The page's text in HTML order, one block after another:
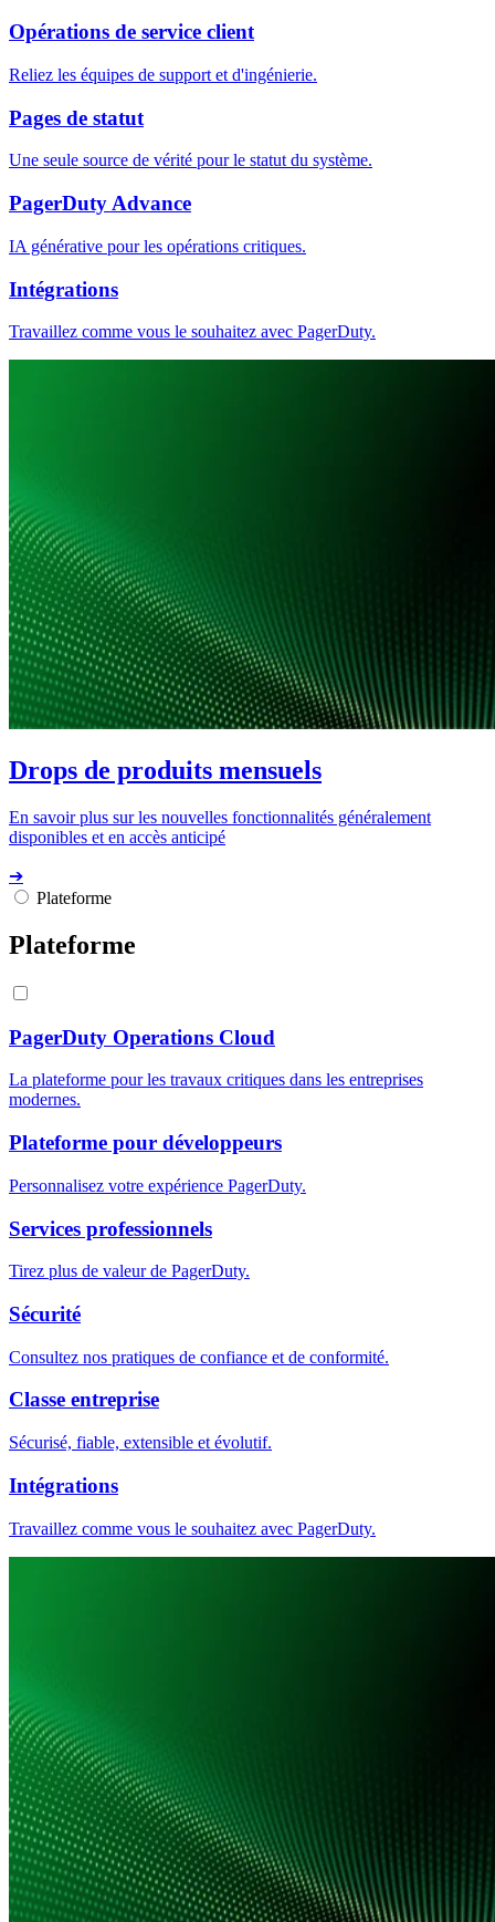
Opérations de service client
Reliez les équipes de support et d'ingénierie.
Pages de statut
Une seule source de vérité pour le statut du système.
PagerDuty Advance
IA générative pour les opérations critiques.
Intégrations
Travaillez comme vous le souhaitez avec PagerDuty.
Drops de produits mensuels
En savoir plus sur les nouvelles fonctionnalités généralement
disponibles et en accès anticipé
➔
Plateforme
Plateforme
PagerDuty Operations Cloud
La plateforme pour les travaux critiques dans les entreprises
modernes.
Plateforme pour développeurs
Personnalisez votre expérience PagerDuty.
Services professionnels
Tirez plus de valeur de PagerDuty.
Sécurité
Consultez nos pratiques de confiance et de conformité.
Classe entreprise
Sécurisé, fiable, extensible et évolutif.
Intégrations
Travaillez comme vous le souhaitez avec PagerDuty.